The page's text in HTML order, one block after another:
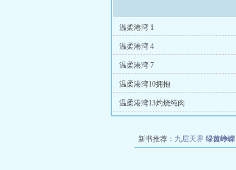
温柔港湾 1
温柔港湾 4
温柔港湾 7
温柔港湾10拥抱
温柔港湾13灼烧纯肉
新书推荐： 九层天界 绿茵峥嵘